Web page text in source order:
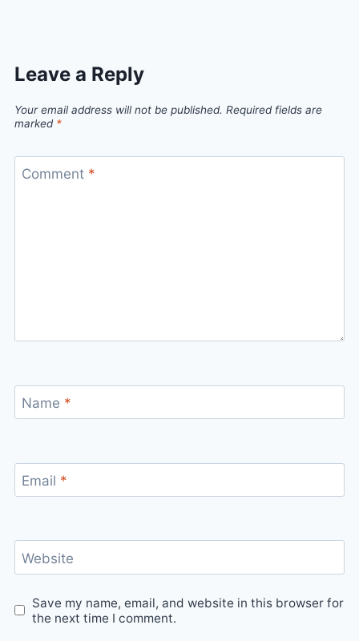
Leave a Reply
Your email address will not be published. Required fields are
marked *
Comment *
Name *
Email *
Website
Save my name, email, and website in this browser for
the next time I comment.